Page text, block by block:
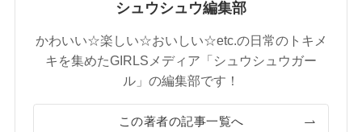
シュウシュウ編集部
かわいい☆楽しい☆おいしい☆etc.の日常のトキメ
キを集めたGIRLSメディア「シュウシュウガー
ル」の編集部です！
この著者の記事一覧へ